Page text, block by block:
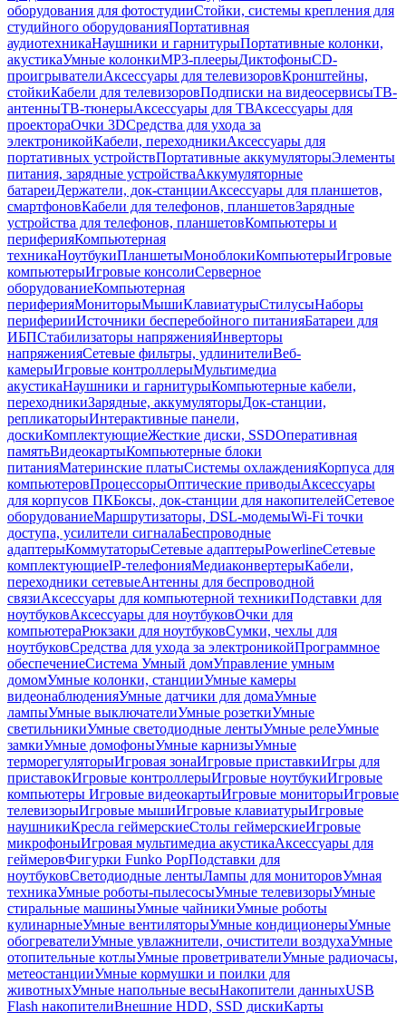
оборудования для фотостудииСтойки, системы крепления для
студийного оборудованияПортативная
аудиотехникаНаушники и гарнитурыПортативные колонки,
акустикаУмные колонкиMP3-плеерыДиктофоныCD-
проигрывателиАксессуары для телевизоровКронштейны,
стойкиКабели для телевизоровПодписки на видеосервисыТВ-
антенныТВ-тюнерыАксессуары для ТВАксессуары для
проектораОчки 3DСредства для ухода за
электроникойКабели, переходникиАксессуары для
портативных устройствПортативные аккумуляторыЭлементы
питания, зарядные устройстваАккумуляторные
батареиДержатели, док-станцииАксессуары для планшетов,
смартфоновКабели для телефонов, планшетовЗарядные
устройства для телефонов, планшетовКомпьютеры и
периферияКомпьютерная
техникаНоутбукиПланшетыМоноблокиКомпьютерыИгровые
компьютерыИгровые консолиСерверное
оборудованиеКомпьютерная
периферияМониторыМышиКлавиатурыСтилусыНаборы
периферииИсточники бесперебойного питанияБатареи для
ИБПСтабилизаторы напряженияИнверторы
напряженияСетевые фильтры, удлинителиВеб-
камерыИгровые контроллерыМультимедиа
акустикаНаушники и гарнитурыКомпьютерные кабели,
переходникиЗарядные, аккумуляторыДок-станции,
репликаторыИнтерактивные панели,
доскиКомплектующиеЖесткие диски, SSDОперативная
памятьВидеокартыКомпьютерные блоки
питанияМатеринские платыСистемы охлажденияКорпуса для
компьютеровПроцессорыОптические приводыАксессуары
для корпусов ПКБоксы, док-станции для накопителейСетевое
оборудованиеМаршрутизаторы, DSL-модемыWi-Fi точки
доступа, усилители сигналаБеспроводные
адаптерыКоммутаторыСетевые адаптерыPowerlineСетевые
комплектующиеIP-телефонияМедиаконвертерыКабели,
переходники сетевыеАнтенны для беспроводной
связиАксессуары для компьютерной техникиПодставки для
ноутбуковАксессуары для ноутбуковОчки для
компьютераРюкзаки для ноутбуковСумки, чехлы для
ноутбуковСредства для ухода за электроникойПрограммное
обеспечениеСистема Умный домУправление умным
домомУмные колонки, станцииУмные камеры
видеонаблюденияУмные датчики для домаУмные
лампыУмные выключателиУмные розеткиУмные
светильникиУмные светодиодные лентыУмные релеУмные
замкиУмные домофоныУмные карнизыУмные
терморегуляторыИгровая зонаИгровые приставкиИгры для
приставокИгровые контроллерыИгровые ноутбукиИгровые
компьютеры Игровые видеокартыИгровые мониторыИгровые
телевизорыИгровые мышиИгровые клавиатурыИгровые
наушникиКресла геймерскиеСтолы геймерскиеИгровые
микрофоныИгровая мультимедиа акустикаАксессуары для
геймеровФигурки Funko PopПодставки для
ноутбуковСветодиодные лентыЛампы для мониторовУмная
техникаУмные роботы-пылесосыУмные телевизорыУмные
стиральные машиныУмные чайникиУмные роботы
кулинарныеУмные вентиляторыУмные кондиционерыУмные
обогревателиУмные увлажнители, очистители воздухаУмные
отопительные котлыУмные проветривателиУмные радиочасы,
метеостанцииУмные кормушки и поилки для
животныхУмные напольные весыНакопители данныхUSB
Flash накопителиВнешние HDD, SSD дискиКарты